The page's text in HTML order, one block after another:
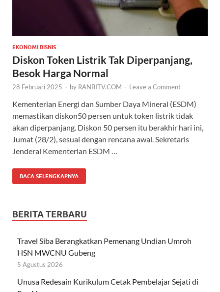
EKONOMI BISNIS
Diskon Token Listrik Tak Diperpanjang,
Besok Harga Normal
28 Februari 2025 - by RANBITV.COM - Leave a Comment
Kementerian Energi dan Sumber Daya Mineral (ESDM)
memastikan diskon50 persen untuk token listrik tidak
akan diperpanjang. Diskon 50 persen itu berakhir hari ini,
Jumat (28/2), sesuai dengan rencana awal. Sekretaris
Jenderal Kementerian ESDM …
BACA SELENGKAPNYA
BERITA TERBARU
Travel Siba Berangkatkan Pemenang Undian Umroh
HSN MWCNU Gubeng
5 Agustus 2026
Unusa Redesain Kurikulum Cetak Pembelajar Sejati di